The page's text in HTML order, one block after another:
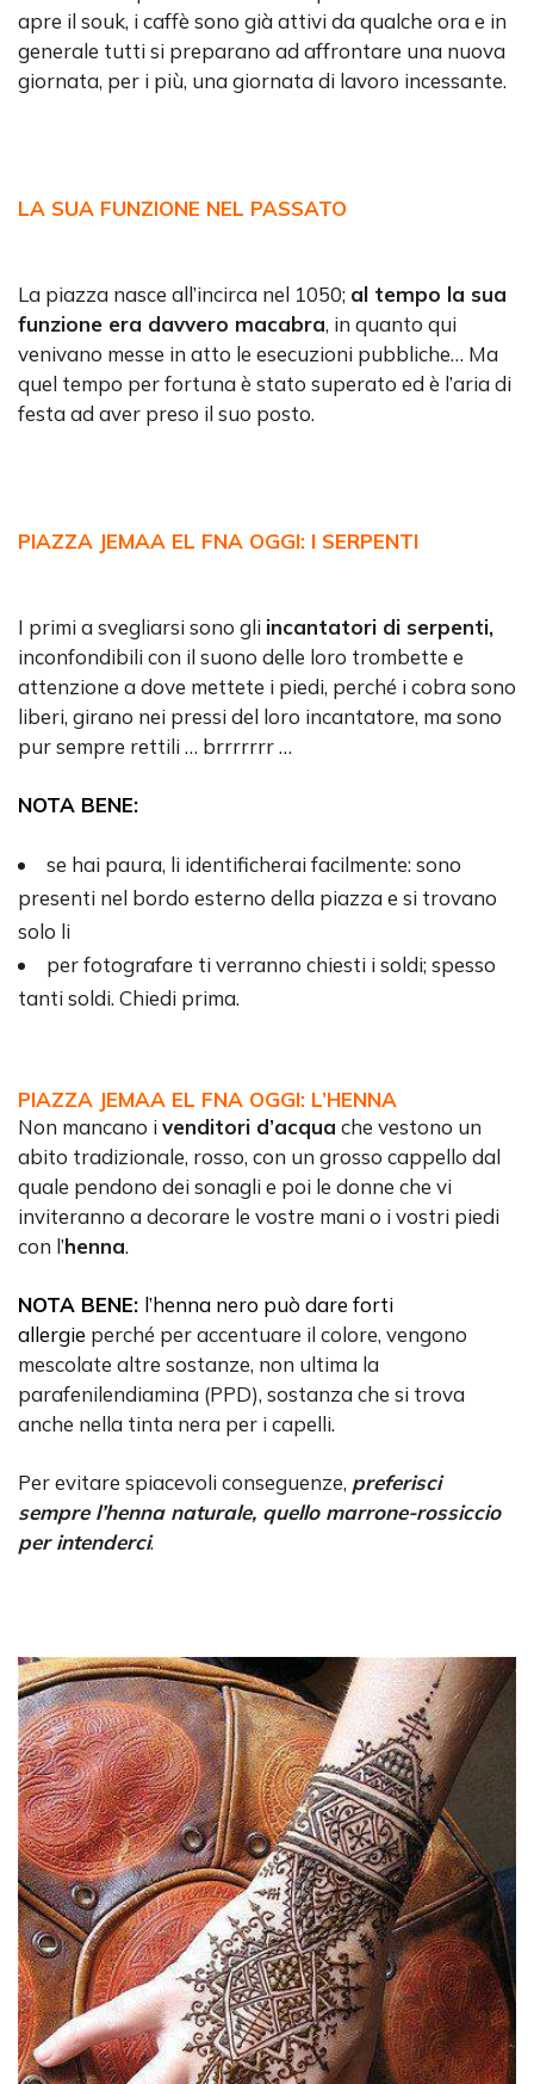
apre il souk, i caffè sono già attivi da qualche ora e in
generale tutti si preparano ad affrontare una nuova
giornata, per i più, una giornata di lavoro incessante.
LA SUA FUNZIONE NEL PASSATO
La piazza nasce all’incirca nel 1050; al tempo la sua
funzione era davvero macabra, in quanto qui
venivano messe in atto le esecuzioni pubbliche… Ma
quel tempo per fortuna è stato superato ed è l’aria di
festa ad aver preso il suo posto.
PIAZZA JEMAA EL FNA OGGI: I SERPENTI
I primi a svegliarsi sono gli incantatori di serpenti,
inconfondibili con il suono delle loro trombette e
attenzione a dove mettete i piedi, perché i cobra sono
liberi, girano nei pressi del loro incantatore, ma sono
pur sempre rettili … brrrrrrr …
NOTA BENE:
se hai paura, li identificherai facilmente: sono
presenti nel bordo esterno della piazza e si trovano
solo li
per fotografare ti verranno chiesti i soldi; spesso
tanti soldi. Chiedi prima.
PIAZZA JEMAA EL FNA OGGI: L’HENNA
Non mancano ivenditori d’acqua che vestono un
abito tradizionale, rosso, con un grosso cappello dal
quale pendono dei sonagli e poi le donne che vi
inviteranno a decorare le vostre mani o i vostri piedi
con l’henna.
NOTA BENE: l’henna nero può dare forti
allergie perché per accentuare il colore, vengono
mescolate altre sostanze, non ultima la
parafenilendiamina (PPD), sostanza che si trova
anche nella tinta nera per i capelli.
Per evitare spiacevoli conseguenze, preferisci
sempre l’henna naturale, quello marrone-rossiccio
per intenderci.